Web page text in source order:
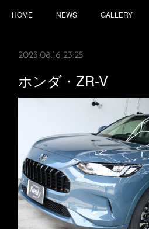
HOME NEWS GALLERY
2023.08.16 23:25
ホンダ・ZR-V